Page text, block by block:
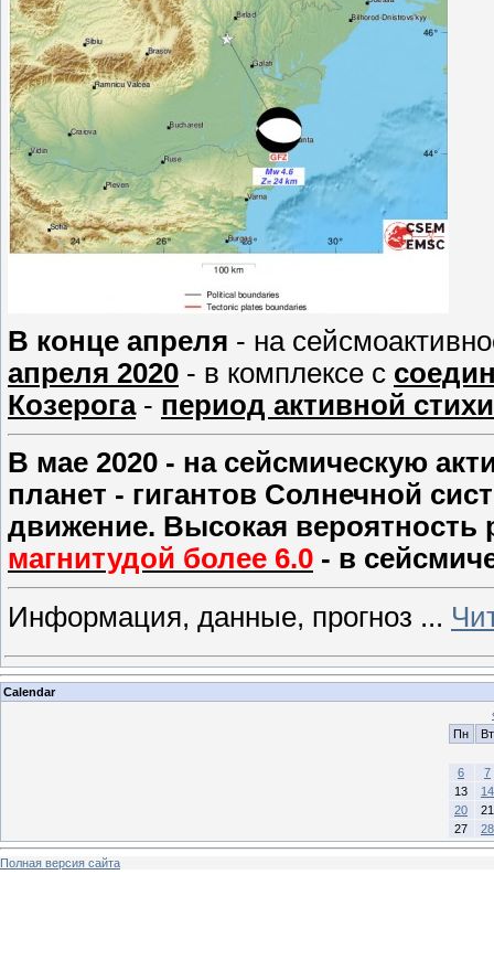
В конце апреля - на
апреля 2020 - в комплексе с
Козерога- период активной
В мае 2020 - на сейсмическую
планет - гигантов Солнечной
движение. Высокая вероятность
магнитудой более 6.0 - в
Информация, данные, прогноз ...
Calendar
Пн
Вт
6
7
13
14
20
21
27
28
Полная версия сайта